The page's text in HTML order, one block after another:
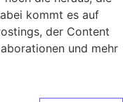
kommt es auf
der Content
und mehr